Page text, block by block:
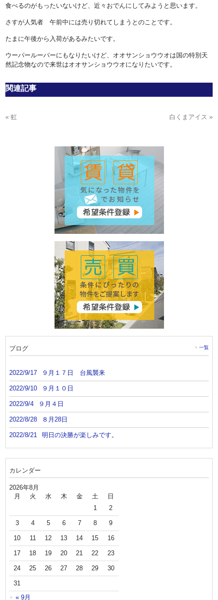
食べるのがもったいないけど、近々おでんにしてみようと思います。
さすが人気者 午前中には売り切れてしまうとのことです。
たまに午後から入荷があるみたいです。
ウーパールーパーにもなりたいけど、オオサンショウウオは国の特別天
然記念物なので来世はオオサンショウウオになりたいです。
関連記事
« 虹 白くまアイス »
ブログ 一覧
2022/9/17 ９月１７日 台風襲来
2022/9/10 ９月１０日
2022/9/4 ９月４日
2022/8/28 ８月28日
2022/8/21 明日の決勝が楽しみです。
カレンダー
2026年8月
月 火 水 木 金 土
日
1
2
3 4 5 6 7 8 9
10 11 12 13 14 15 16
17 18 19 20 21 22 23
24 25 26 27 28 29 30
31
« 9月